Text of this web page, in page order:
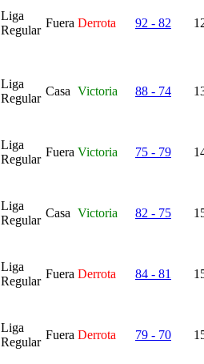
Liga
Regular
Fuera Derrota 92 - 82
Liga
Regular
Casa Victoria 88 - 74
Liga
Regular
Fuera Victoria 75 - 79
Liga
Regular
Casa Victoria 82 - 75
Liga
Regular
Fuera Derrota 84 - 81
Liga
Regular
Fuera Derrota 79 - 70